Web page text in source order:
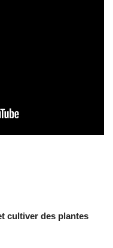
cultiver des plantes